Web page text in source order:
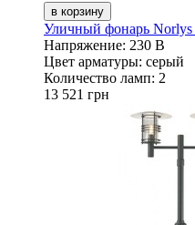
Уличный фонарь Norlys
Напряжение: 230 В
Цвет арматуры: серый
Количество ламп: 2
13 521 грн